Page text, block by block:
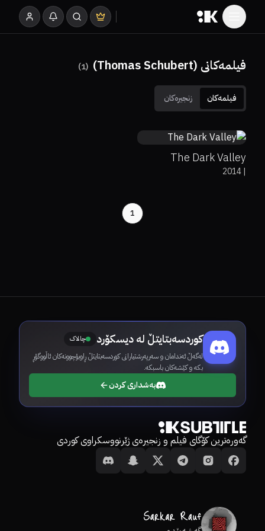
فیلمەکانی (Thomas Schubert) (
1
)
فیلمەکان زنجیرەکان 7.1
33%
0%
The Dark Valley
|
2014
1
کوردسەبتایتڵ لە دیسکۆرد چالاک
لەگەڵ ئەندامان و سەرپەرشتیارانی کوردسەبتایتڵ ڕاوبۆچوونەکان ئاڵووگۆڕ
بکە و کێشەکان باسبکە.
بەشداری کردن
گەورەترین کۆگای فیلم و زنجیرەی ژێرنووسکراوی کوردی